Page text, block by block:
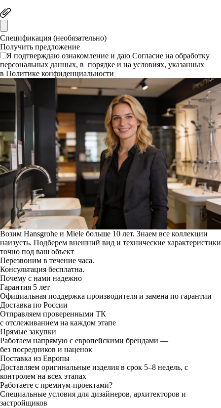
Спецификация (необязательно)
Я подтверждаю ознакомление и даю Согласие на обработку
персональных данных, в порядке и на условиях, указанных
в Политике конфиденциальности
Возим Hansgrohe и Miele больше 10 лет. Знаем все коллекции
наизусть. Подберем внешний вид и технические характеристики
точно под ваш объект
Перезвоним в течение часа.
Консультация бесплатна.
Почему с нами надежно
Гарантия 5 лет
Официальная поддержка производителя и замена по гарантии
Доставка по России
Отправляем проверенными ТК
с отслеживанием на каждом этапе
Прямые закупки
Работаем напрямую с европейскими брендами —
без посредников и наценок
Поставка из Европы
Доставляем оригинальные изделия в срок 5–8 недель, с
контролем на всех этапах
Работаете с премиум-проектами?
Специальные условия для дизайнеров, архитекторов и
застройщиков